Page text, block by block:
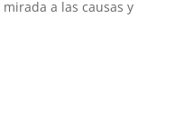
a las causas y